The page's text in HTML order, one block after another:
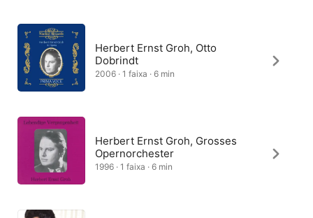
Herbert Ernst Groh, Otto
Dobrindt
2006 · 1 faixa · 6 min
Herbert Ernst Groh, Grosses
Opernorchester
1996 · 1 faixa · 6 min